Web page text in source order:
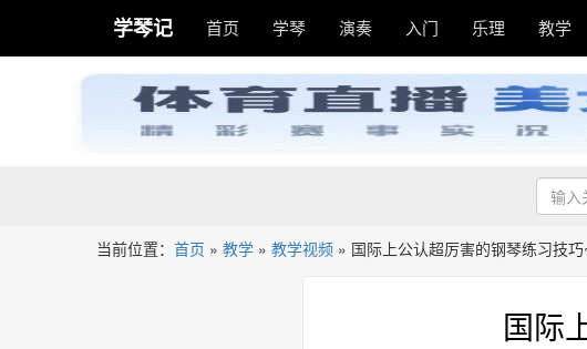
学琴记 首页 学琴 演奏 入门 乐理 教学
当前位置： 首页 » 教学 » 教学视频 » 国际上公认超厉害的钢琴练习技巧
国际